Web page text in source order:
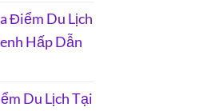
Điểm Du Lịch
Hấp Dẫn
Du Lịch Tại